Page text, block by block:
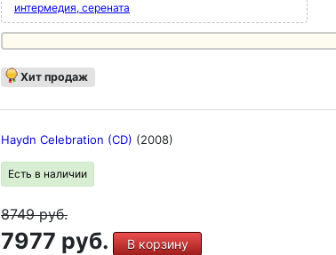
интермедия, серената
Хит продаж
Haydn Celebration (CD) (2008)
Есть в наличии
8749руб.
7977 руб. В корзину